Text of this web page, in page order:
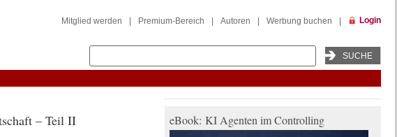
Mitglied werden Premium-Bereich Autoren Werbung buchen Login
– Teil II eBook: KI Agenten im Controlling